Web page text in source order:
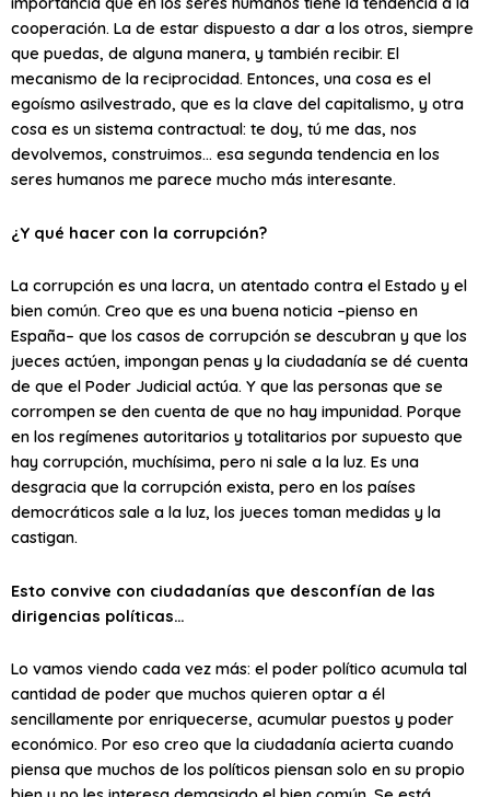
cooperación. La de estar dispuesto a dar a los otros, siempre
que puedas, de alguna manera, y también recibir. El
mecanismo de la reciprocidad. Entonces, una cosa es el
egoísmo asilvestrado, que es la clave del capitalismo, y otra
cosa es un sistema contractual: te doy, tú me das, nos
devolvemos, construimos… esa segunda tendencia en los
seres humanos me parece mucho más interesante.
¿Y qué hacer con la corrupción?
La corrupción es una lacra, un atentado contra el Estado y el
bien común. Creo que es una buena noticia –pienso en
España– que los casos de corrupción se descubran y que los
jueces actúen, impongan penas y la ciudadanía se dé cuenta
de que el Poder Judicial actúa. Y que las personas que se
corrompen se den cuenta de que no hay impunidad. Porque
en los regímenes autoritarios y totalitarios por supuesto que
hay corrupción, muchísima, pero ni sale a la luz. Es una
desgracia que la corrupción exista, pero en los países
democráticos sale a la luz, los jueces toman medidas y la
castigan.
Esto convive con ciudadanías que desconfían de las
dirigencias políticas…
Lo vamos viendo cada vez más: el poder político acumula tal
cantidad de poder que muchos quieren optar a él
sencillamente por enriquecerse, acumular puestos y poder
económico. Por eso creo que la ciudadanía acierta cuando
piensa que muchos de los políticos piensan solo en su propio